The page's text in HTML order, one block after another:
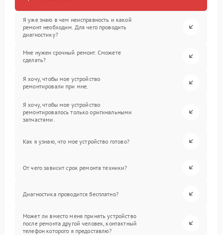
Я уже знаю в чем неисправность и какой
ремонт необходим. Для чего проводить
диагностику?
Мне нужен срочный ремонт. Сможете
сделать?
Я хочу, чтобы мое устройство
ремонтировали при мне.
Я хочу, чтобы мое устройство
ремонтировалось только оригинальными
запчастями.
Как я узнаю, что мое устройство готово?
От чего зависит срок ремонта техники?
Диагностика проводится бесплатно?
Может ли вместо меня принять устройство
после ремонта другой человек, контактный
телефон которого я предоставлю?